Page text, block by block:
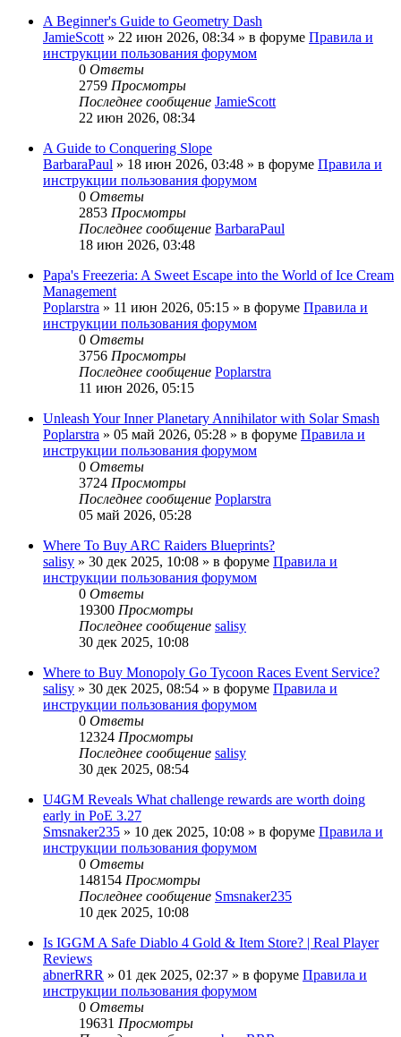
A Beginner's Guide to Geometry Dash
JamieScott » 22 июн 2026, 08:34 » в форуме Правила и
инструкции пользования форумом
0 Ответы
2759 Просмотры
Последнее сообщение JamieScott
22 июн 2026, 08:34
A Guide to Conquering Slope
BarbaraPaul » 18 июн 2026, 03:48 » в форуме Правила и
инструкции пользования форумом
0 Ответы
2853 Просмотры
Последнее сообщение BarbaraPaul
18 июн 2026, 03:48
Papa's Freezeria: A Sweet Escape into the World of Ice Cream
Management
Poplarstra » 11 июн 2026, 05:15 » в форуме Правила и
инструкции пользования форумом
0 Ответы
3756 Просмотры
Последнее сообщение Poplarstra
11 июн 2026, 05:15
Unleash Your Inner Planetary Annihilator with Solar Smash
Poplarstra » 05 май 2026, 05:28 » в форуме Правила и
инструкции пользования форумом
0 Ответы
3724 Просмотры
Последнее сообщение Poplarstra
05 май 2026, 05:28
Where To Buy ARC Raiders Blueprints?
salisy » 30 дек 2025, 10:08 » в форуме Правила и
инструкции пользования форумом
0 Ответы
19300 Просмотры
Последнее сообщение salisy
30 дек 2025, 10:08
Where to Buy Monopoly Go Tycoon Races Event Service?
salisy » 30 дек 2025, 08:54 » в форуме Правила и
инструкции пользования форумом
0 Ответы
12324 Просмотры
Последнее сообщение salisy
30 дек 2025, 08:54
U4GM Reveals What challenge rewards are worth doing
early in PoE 3.27
Smsnaker235 » 10 дек 2025, 10:08 » в форуме Правила и
инструкции пользования форумом
0 Ответы
148154 Просмотры
Последнее сообщение Smsnaker235
10 дек 2025, 10:08
Is IGGM A Safe Diablo 4 Gold & Item Store? | Real Player
Reviews
abnerRRR » 01 дек 2025, 02:37 » в форуме Правила и
инструкции пользования форумом
0 Ответы
19631 Просмотры